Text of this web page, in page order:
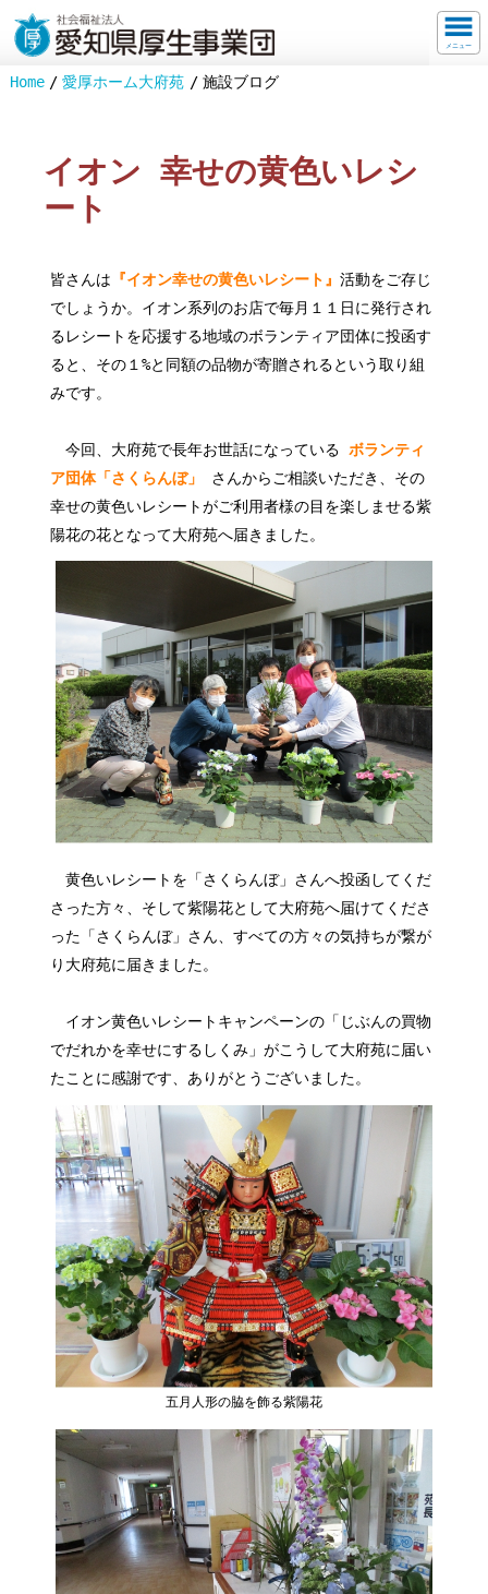
メニュー
Home 愛厚ホーム大府苑 施設ブログ
イオン 幸せの黄色いレシ
ート
皆さんは 『イオン幸せの黄色いレシート』活動をご存じ
でしょうか。イオン系列のお店で毎月１１日に発行され
るレシートを応援する地域のボランティア団体に投函す
ると、その１%と同額の品物が寄贈されるという取り組
みです。
今回、大府苑で長年お世話になっている ボランティ
ア団体「さくらんぼ」
さんからご相談いただき、その
幸せの黄色いレシートがご利用者様の目を楽しませる紫
陽花の花となって大府苑へ届きました。
黄色いレシートを「さくらんぼ」さんへ投函してくだ
さった方々、そして紫陽花として大府苑へ届けてくださ
った「さくらんぼ」さん、すべての方々の気持ちが繋が
り大府苑に届きました。
イオン黄色いレシートキャンペーンの「じぶんの買物
でだれかを幸せにするしくみ」がこうして大府苑に届い
たことに感謝です、ありがとうございました。
五月人形の脇を飾る紫陽花